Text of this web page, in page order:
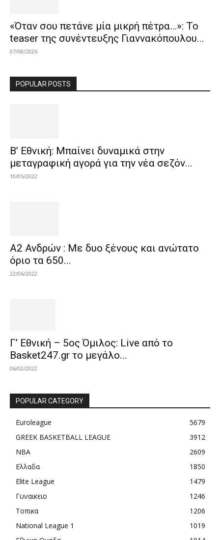
«Όταν σου πετάνε μία μικρή πέτρα…»: Το
teaser της συνέντευξης Γιαννακόπουλου...
07/08/2026
POPULAR POSTS
Β’ Εθνική: Μπαίνει δυναμικά στην
μεταγραφική αγορά για την νέα σεζόν...
10/05/2022
Α2 Ανδρών : Με δυο ξένους και ανώτατο
όριο τα 650...
22/06/2022
Γ’ Εθνική – 5ος Όμιλος: Live από το
Basket247.gr το μεγάλο...
06/02/2022
POPULAR CATEGORY
Euroleague
5679
GREEK BASKETBALL LEAGUE
3912
NBA
2609
Ελλαδα
1850
Elite League
1479
Γυναικειο
1246
Τοπικα
1206
National League 1
1019